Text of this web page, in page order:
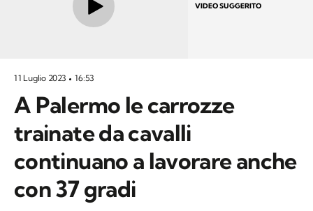
VIDEO SUGGERITO
11 Luglio 2023 16:53
A Palermo le carrozze
trainate da cavalli
continuano a lavorare anche
con 37 gradi